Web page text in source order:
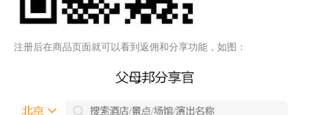
注册后在商品页面就可以看到返佣和分享功能，如图：